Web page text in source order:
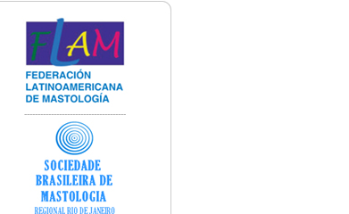
--------------------------------------